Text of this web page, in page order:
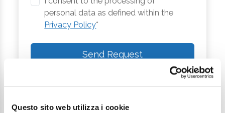
Questo sito web utilizza i cookie
personal data as defined within the
Privacy Policy*
Send Request